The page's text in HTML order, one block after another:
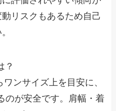
リスクもあるため自己
？
ンサイズ上を目安に、
のが安全です。肩幅・着